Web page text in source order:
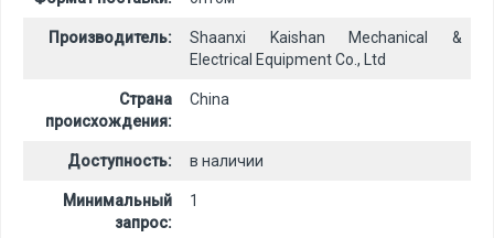
Производитель:
Shaanxi Kaishan Mechanical &
Electrical Equipment Co., Ltd
Страна
происхождения:
China
Доступность: в наличии
Минимальный
запрос:
1